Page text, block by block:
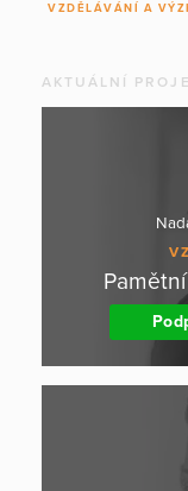
VZDĚLÁVÁNÍ A
AKTUÁLNÍ